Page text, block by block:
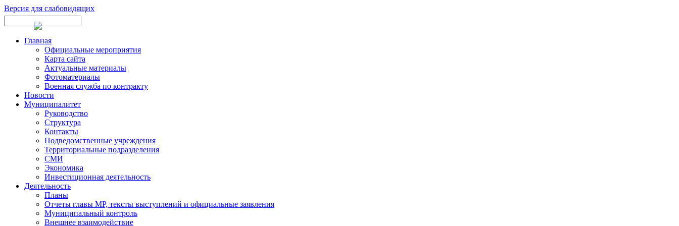
Версия для слабовидящих
Главная
Официальные мероприятия
Карта сайта
Актуальные материалы
Фотоматериалы
Военная служба по контракту
Новости
Муниципалитет
Руководство
Структура
Контакты
Подведомственные учреждения
Территориальные подразделения
СМИ
Экономика
Инвестиционная деятельность
Деятельность
Планы
Отчеты главы МР, тексты выступлений и официальные заявления
Муниципальный контроль
Внешнее взаимодействие